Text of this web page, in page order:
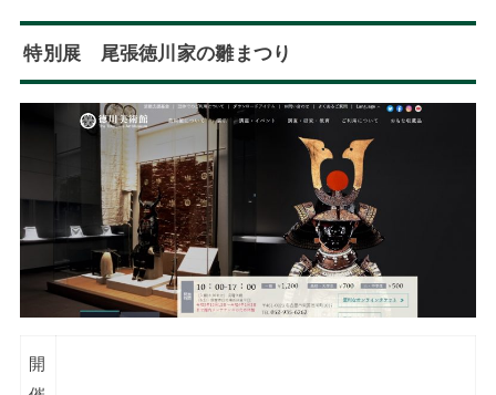
特別展 尾張徳川家の雛まつり
開